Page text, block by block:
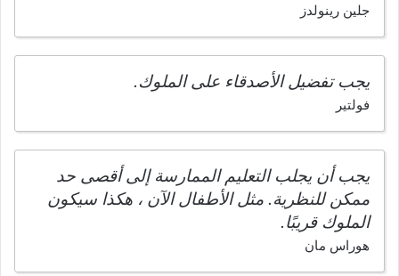
جلين رينولدز
يجب تفضيل الأصدقاء على الملوك.
فولتير
يجب أن يجلب التعليم الممارسة إلى أقصى حد
ممكن للنظرية. مثل الأطفال الآن ، هكذا سيكون
الملوك قريبًا.
هوراس مان